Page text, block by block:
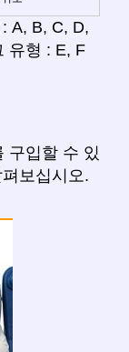
A, B, C, D,
유형 : E, F
구입할 수 있
보십시오.